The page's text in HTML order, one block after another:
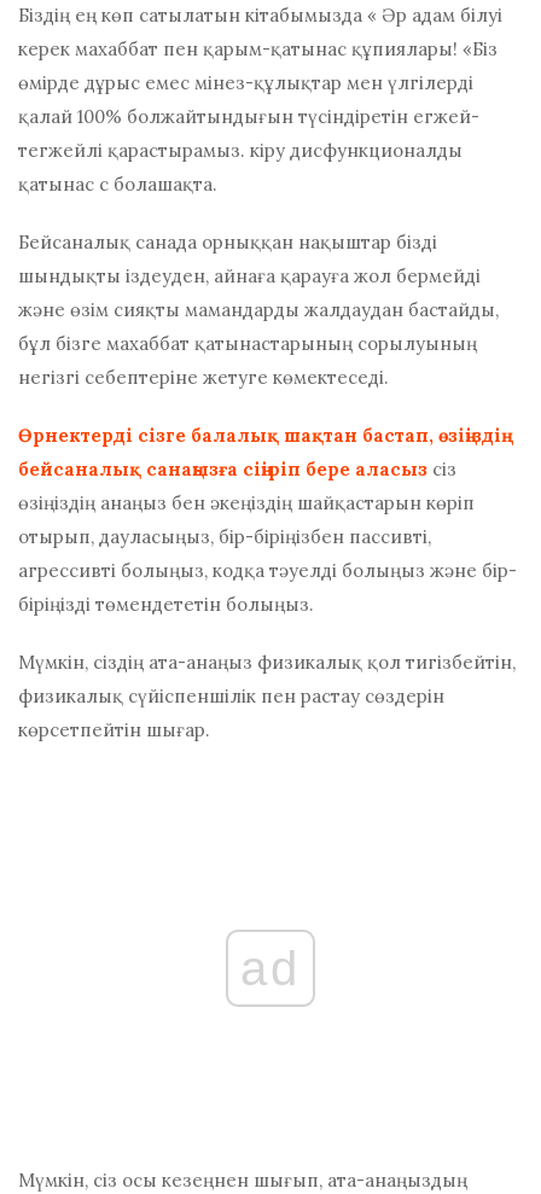
Біздің ең көп сатылатын кітабымызда « Әр адам білуі
керек махаббат пен қарым-қатынас құпиялары! «Біз
өмірде дұрыс емес мінез-құлықтар мен үлгілерді
қалай 100% болжайтындығын түсіндіретін егжей-
тегжейлі қарастырамыз. кіру дисфункционалды
қатынас с болашақта.
Бейсаналық санада орныққан нақыштар бізді
шындықты іздеуден, айнаға қарауға жол бермейді
және өзім сияқты мамандарды жалдаудан бастайды,
бұл бізге махаббат қатынастарының сорылуының
негізгі себептеріне жетуге көмектеседі.
Өрнектерді сізге балалық шақтан бастап, өзіңіздің
бейсаналық санаңызға сіңіріп бере аласыз сіз
өзіңіздің анаңыз бен әкеңіздің шайқастарын көріп
отырып, дауласыңыз, бір-біріңізбен пассивті,
агрессивті болыңыз, кодқа тәуелді болыңыз және бір-
біріңізді төмендететін болыңыз.
Мүмкін, сіздің ата-анаңыз физикалық қол тигізбейтін,
физикалық сүйіспеншілік пен растау сөздерін
көрсетпейтін шығар.
ad
Мүмкін, сіз осы кезеңнен шығып, ата-анаңыздың